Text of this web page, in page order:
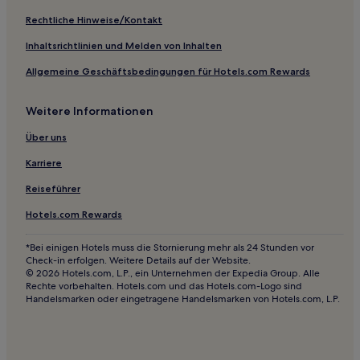
Luxus nahe Strand Astir
Günstige nahe Strand Astir
Haustierfreundliche in Kallithea
Luxus in Kallithea
Hotels mit Parkplatz in Vouliagmeni
Hotels mit inbegriffenem Frühstück in Vouliagmeni
Strand in Vouliagmeni
Haustierfreundliche in Vouliagmeni
Familien in Vouliagmeni
Hotels mit Pool in Attica
Familien in Attica
Rechtliche Hinweise/Kontakt
Inhaltsrichtlinien und Melden von Inhalten
Allgemeine Geschäftsbedingungen für Hotels.com Rewards
Weitere Informationen
Über uns
Karriere
Reiseführer
Hotels.com Rewards
*Bei einigen Hotels muss die Stornierung mehr als 24 Stunden vor
Check-in erfolgen. Weitere Details auf der Website.
© 2026 Hotels.com, L.P., ein Unternehmen der Expedia Group. Alle
Rechte vorbehalten. Hotels.com und das Hotels.com-Logo sind
Handelsmarken oder eingetragene Handelsmarken von Hotels.com, L.P.